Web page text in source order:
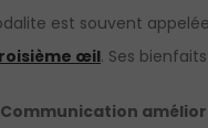
est souvent
œil. Ses
Communication